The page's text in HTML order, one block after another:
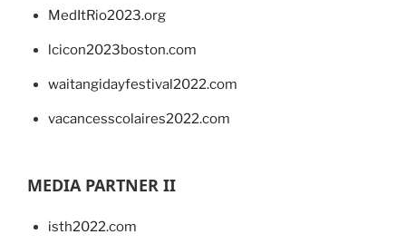
MedItRio2023.org
lcicon2023boston.com
waitangidayfestival2022.com
vacancesscolaires2022.com
MEDIA PARTNER II
isth2022.com